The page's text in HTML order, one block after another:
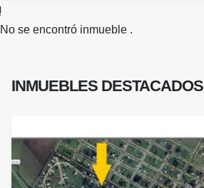
No se encontró inmueble .
INMUEBLES DESTACADOS